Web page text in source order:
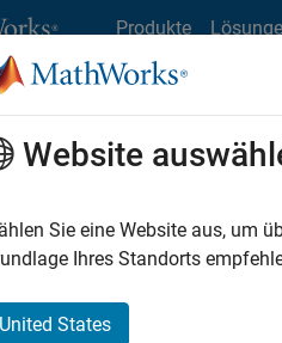
Produkte
MathWorks
Stellensuche
FILTER:
Website
Sie eine Website aus, um
Ihres Standorts
United States